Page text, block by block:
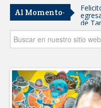
Al Momento-
de